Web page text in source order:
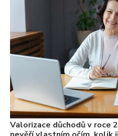
Valorizace důchodů v roce